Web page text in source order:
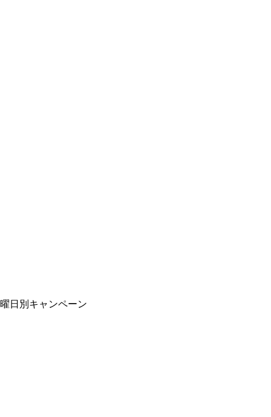
曜日別キャンペーン